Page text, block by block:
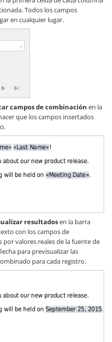
Todos los campos
en cualquier lugar.
campos de combinación en la
que los campos insertados
resultadosen la barra
con los campos de
valores reales de la fuente de
para previsualizar las
para cada registro.